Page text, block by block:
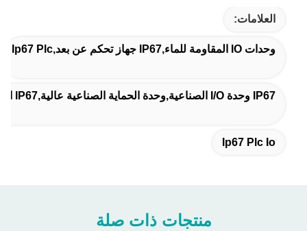
العلامات:
وحدات IO المقاومة للماء,IP67 جهاز تحكم عن بعد,ip67 Plc
IP67 وحدة I/O الصناعية,وحدة الحماية الصناعية عالية,IP67 الصناعية أيو ربط وحدة العبيد
Ip67 Plc Io
منتجات ذات صلة